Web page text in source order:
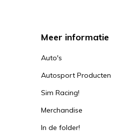
Meer informatie
Auto's
Autosport Producten
Sim Racing!
Merchandise
In de folder!